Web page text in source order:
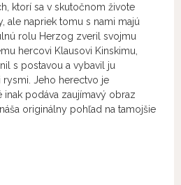
ktorí sa v skutočnom živote
ale napriek tomu s nami majú
rolu Herzog zveril svojmu
hercovi Klausovi Kinskimu,
s postavou a vybavil ju
rysmi. Jeho herectvo je
podáva zaujímavý obraz
originálny pohľad na tamojšie